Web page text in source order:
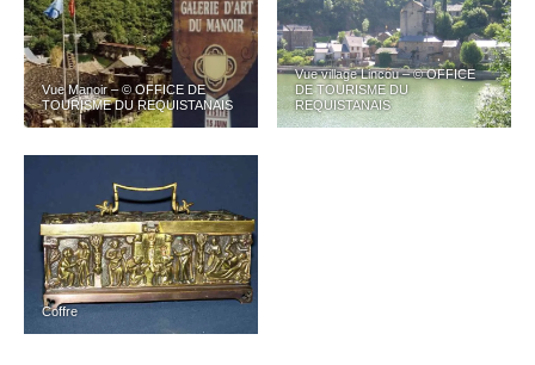
Vue Manoir – © OFFICE DE
TOURISME DU REQUISTANAIS
Vue village Lincou – © OFFICE
DE TOURISME DU
REQUISTANAIS
Coffre